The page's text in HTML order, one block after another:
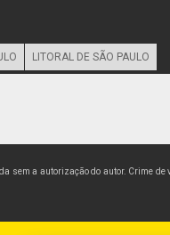
LITORAL DE SÃO PAULO
sem a autorização do autor. Crime de